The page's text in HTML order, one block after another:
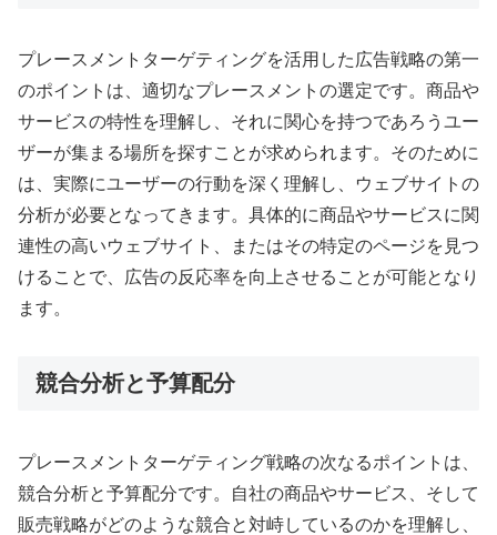
プレースメントターゲティングを活用した広告戦略の第一
のポイントは、適切なプレースメントの選定です。商品や
サービスの特性を理解し、それに関心を持つであろうユー
ザーが集まる場所を探すことが求められます。そのために
は、実際にユーザーの行動を深く理解し、ウェブサイトの
分析が必要となってきます。具体的に商品やサービスに関
連性の高いウェブサイト、またはその特定のページを見つ
けることで、広告の反応率を向上させることが可能となり
ます。
競合分析と予算配分
プレースメントターゲティング戦略の次なるポイントは、
競合分析と予算配分です。自社の商品やサービス、そして
販売戦略がどのような競合と対峙しているのかを理解し、